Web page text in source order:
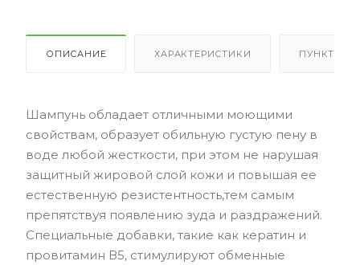
ОПИСАНИЕ ХАРАКТЕРИСТИКИ ПУНКТЫ
Шампунь обладает отличными моющими
свойствам, образует обильную густую пену в
воде любой жесткости, при этом не нарушая
защитный жировой слой кожи и повышая ее
естественную резистентность,тем самым
препятствуя появлению зуда и раздражений.
Специальные добавки, такие как кератин и
провитамин В5, стимулируют обменные